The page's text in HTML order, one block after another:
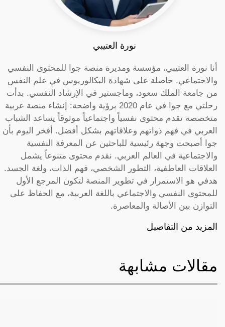
نورة العتيبي
أنا نورة العتيبي، مؤسسة ومديرة منصة جوا للمحتوى النفسي
والاجتماعي. حاصلة على شهادة البكالوريوس في علم النفس
من جامعة الملك سعود، وماجستير في الإرشاد النفسي. بدأت
رحلتي مع جوا في عام 2020 برؤية واضحة: إنشاء منصة عربية
متخصصة تقدم محتوى نفسياً واجتماعياً موثوقاً يساعد الشباب
العربي في فهم ذواتهم وعلاقاتهم بشكل أفضل. أفخر اليوم بأن
جوا أصبحت وجهة رئيسية للباحثين عن المعرفة النفسية
والاجتماعية في العالم العربي. نقدم محتوى متنوعاً يشمل
العلاقات العاطفية، التطور الشخصي، فهم الذات، ولغة الجسد.
هدفي هو الاستمرار في تطوير المنصة لتكون المرجع الأول
للمحتوى النفسي والاجتماعي باللغة العربية، مع الحفاظ على
التوازن بين الأصالة والمعاصرة.
المزيد من التفاصيل
مقالات مشابهة